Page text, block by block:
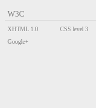
W3C
XHTML 1.0
Transitional
CSS level 3
Google+